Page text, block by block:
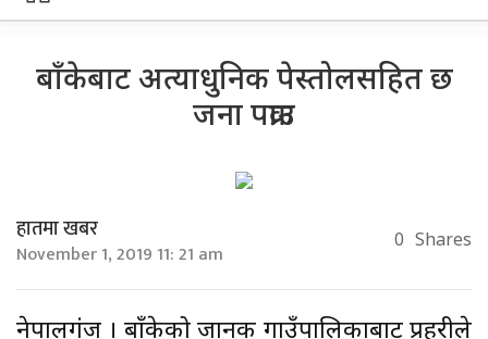
बाँकेबाट अत्याधुनिक पेस्तोलसहित छ
जना पक्राउ
हातमा खबर
November 1, 2019 11: 21 am 0 Shares
नेपालगंज । बाँकेको जानकी गाउँपालिकाबाट प्रहरीले